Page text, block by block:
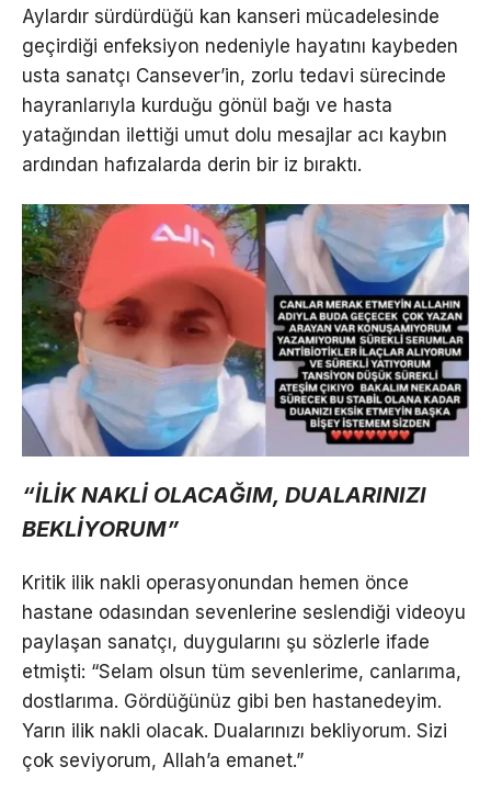
Aylardır sürdürdüğü kan kanseri mücadelesinde
geçirdiği enfeksiyon nedeniyle hayatını kaybeden
usta sanatçı Cansever’in, zorlu tedavi sürecinde
hayranlarıyla kurduğu gönül bağı ve hasta
yatağından ilettiği umut dolu mesajlar acı kaybın
ardından hafızalarda derin bir iz bıraktı.
“İLİK NAKLİ OLACAĞIM, DUALARINIZI
BEKLİYORUM”
Kritik ilik nakli operasyonundan hemen önce
hastane odasından sevenlerine seslendiği videoyu
paylaşan sanatçı, duygularını şu sözlerle ifade
etmişti: “Selam olsun tüm sevenlerime, canlarıma,
dostlarıma. Gördüğünüz gibi ben hastanedeyim.
Yarın ilik nakli olacak. Dualarınızı bekliyorum. Sizi
çok seviyorum, Allah’a emanet.”